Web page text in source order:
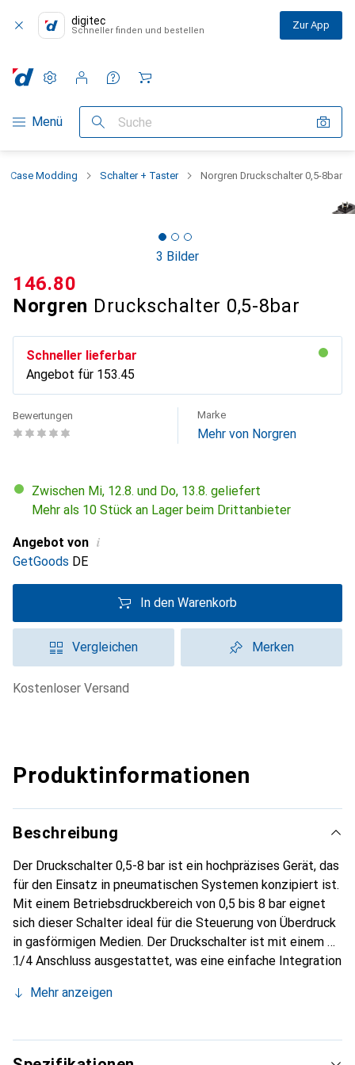
digitec
Schneller finden und bestellen Zur App
Navigation nach Kategorien
Menü Suche
Einstellungen
Kundenkonto
Vergleichslisten
Merklisten
Warenkorb
Case Modding Schalter + Taster Norgren Druckschalter 0,5-8bar
3 Bilder
Norgren Druckschalter 0,5-8bar
CHF
146.80
Schneller lieferbar
Angebot für CHF
153.45
Bewertungen Marke
Mehr von Norgren
Zwischen Mi, 12.8. und Do, 13.8. geliefert
Mehr als 10 Stück an Lager beim Drittanbieter
Angebot von i
GetGoods DE
In den Warenkorb
Vergleichen Merken
kostenloser Versand
Produktinformationen
Beschreibung
Der Druckschalter 0,5-8 bar ist ein hochpräzises Gerät, das
für den Einsatz in pneumatischen Systemen konzipiert ist.
Mit einem Betriebsdruckbereich von 0,5 bis 8 bar eignet
sich dieser Schalter ideal für die Steuerung von Überdruck
in gasförmigen Medien. Der Druckschalter ist mit einem G
1/4 Anschluss ausgestattet, was eine einfache Integration
aus Aluminium sorgt für Langlebigkeit und Zuverlässigkeit,
Spritzwasser schützt. Die vergoldeten Kontakte
gewährleisten hohe Schaltgeschwindigkeiten und eine
Mehr anzeigen